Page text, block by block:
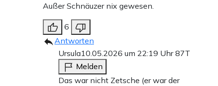
Außer Schnäuzer nix gewesen.
6
Antworten
Ursula10.05.2026 um 22:19 Uhr87T
Melden
Das war nicht Zetsche (er war der